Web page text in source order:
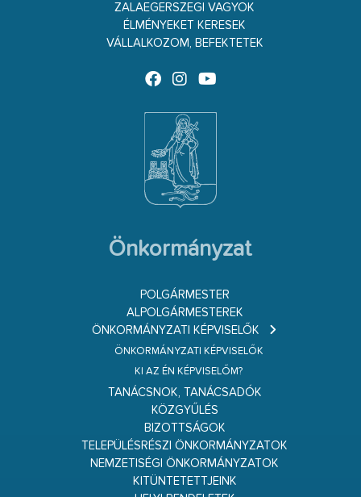
ZALAEGERSZEGI VAGYOK
ÉLMÉNYEKET KERESEK
VÁLLALKOZOM, BEFEKTETEK
Önkormányzat
POLGÁRMESTER
ALPOLGÁRMESTEREK
ÖNKORMÁNYZATI KÉPVISELŐK
ÖNKORMÁNYZATI KÉPVISELŐK
KI AZ ÉN KÉPVISELŐM?
TANÁCSNOK, TANÁCSADÓK
KÖZGYŰLÉS
BIZOTTSÁGOK
TELEPÜLÉSRÉSZI ÖNKORMÁNYZATOK
NEMZETISÉGI ÖNKORMÁNYZATOK
KITÜNTETETTJEINK